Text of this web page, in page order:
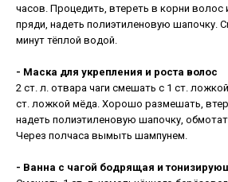
часов. Процедить, втереть в корни
пряди, надеть полиэтиленовую шапочку.
минут тёплой водой.
- Маска для укрепления и роста волос
2 ст. л. отвара чаги смешать с 1 ст.
ст. ложкой мёда. Хорошо размешать,
надеть полиэтиленовую шапочку,
Через полчаса вымыть шампунем.
- Ванна с чагой бодрящая и